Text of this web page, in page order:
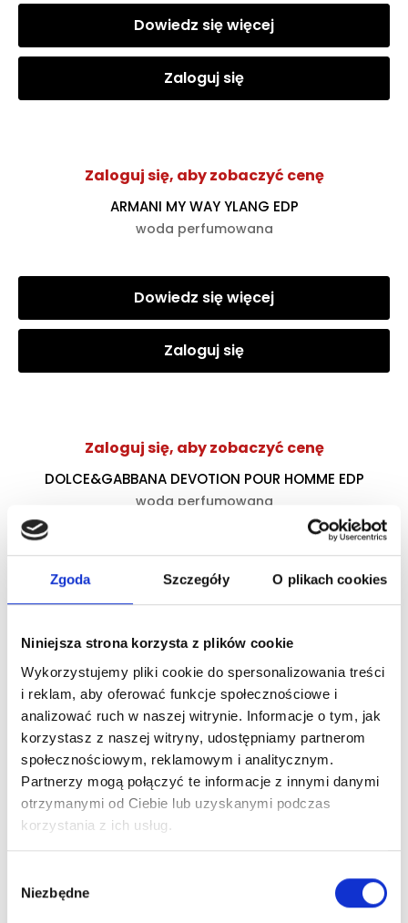
Zgoda Szczegóły O plikach cookies
Niniejsza strona korzysta z plików cookie
Wykorzystujemy pliki cookie do spersonalizowania treści
i reklam, aby oferować funkcje społecznościowe i
analizować ruch w naszej witrynie. Informacje o tym, jak
korzystasz z naszej witryny, udostępniamy partnerom
społecznościowym, reklamowym i analitycznym.
Partnerzy mogą połączyć te informacje z innymi danymi
otrzymanymi od Ciebie lub uzyskanymi podczas
korzystania z ich usług.
zgody
Niezbędne
Dowiedz się więcej
Zaloguj się
Zaloguj się, aby zobaczyć cenę
ARMANI MY WAY YLANG EDP
woda perfumowana
Dowiedz się więcej
Zaloguj się
Zaloguj się, aby zobaczyć cenę
DOLCE&GABBANA DEVOTION POUR HOMME EDP
woda perfumowana
Dlaczego warto?
Oryginalny produkt z autoryzowanej
dystrybucji
Wysyłka 24h z magazynu w Polsce
Stały opiekun handlowy
Szybka obsługa zwrotów i reklamacji